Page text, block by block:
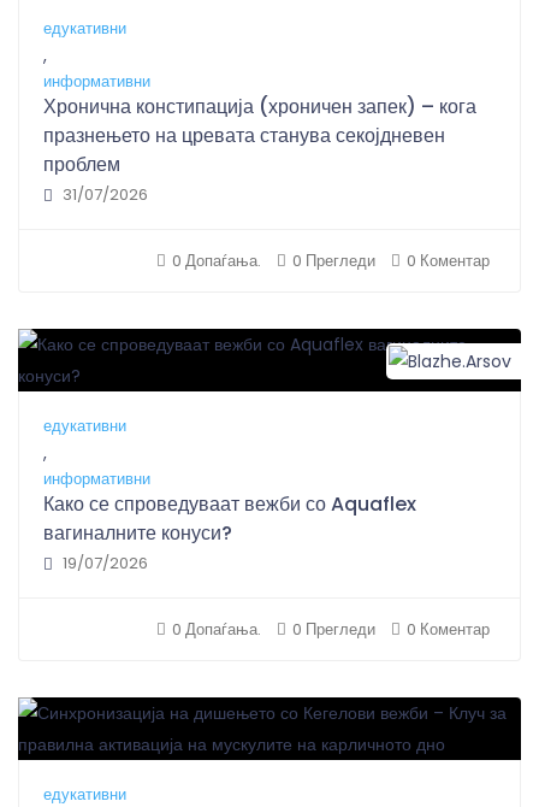
едукативни
,
информативни
Хронична констипација (хроничен запек) – кога
празнењето на цревата станува секојдневен
проблем
31/07/2026
0 Допаѓања. 0 Прегледи 0 Коментар
едукативни
,
информативни
Како се спроведуваат вежби со Aquaflex
вагиналните конуси?
19/07/2026
0 Допаѓања. 0 Прегледи 0 Коментар
едукативни